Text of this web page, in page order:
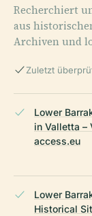
Recherchiert
aus
Archiven und
Zuletzt
Lower
in Valletta –
access.eu
Lower
Historical